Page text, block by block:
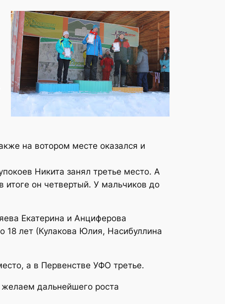
на вотором месте оказался и
Никита занял третье место. А
итоге он четвертый. У мальчиков до
Екатерина и Анциферова
лет (Кулакова Юлия, Насибуллина
а в Первенстве УФО третье.
дальнейшего роста